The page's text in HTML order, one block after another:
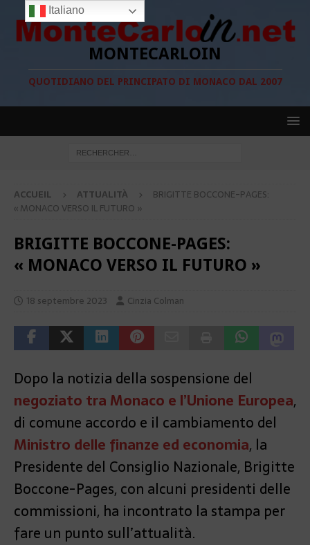
MONTECARLOIN
QUOTIDIANO DEL PRINCIPATO DI MONACO DAL 2007
ACCUEIL ATTUALITÀ
BRIGITTE BOCCONE-PAGES:
« MONACO VERSO IL FUTURO »
BRIGITTE BOCCONE-PAGES:
« MONACO VERSO IL FUTURO »
18 septembre 2023 Cinzia Colman
Dopo la notizia della sospensione del
negoziato tra Monaco e l’Unione Europea,
di comune accordo e il cambiamento del
Ministro delle finanze ed economia, la
Presidente del Consiglio Nazionale, Brigitte
Boccone-Pages, con alcuni presidenti delle
commissioni, ha incontrato la stampa per
fare un punto sull’attualità.
Italiano